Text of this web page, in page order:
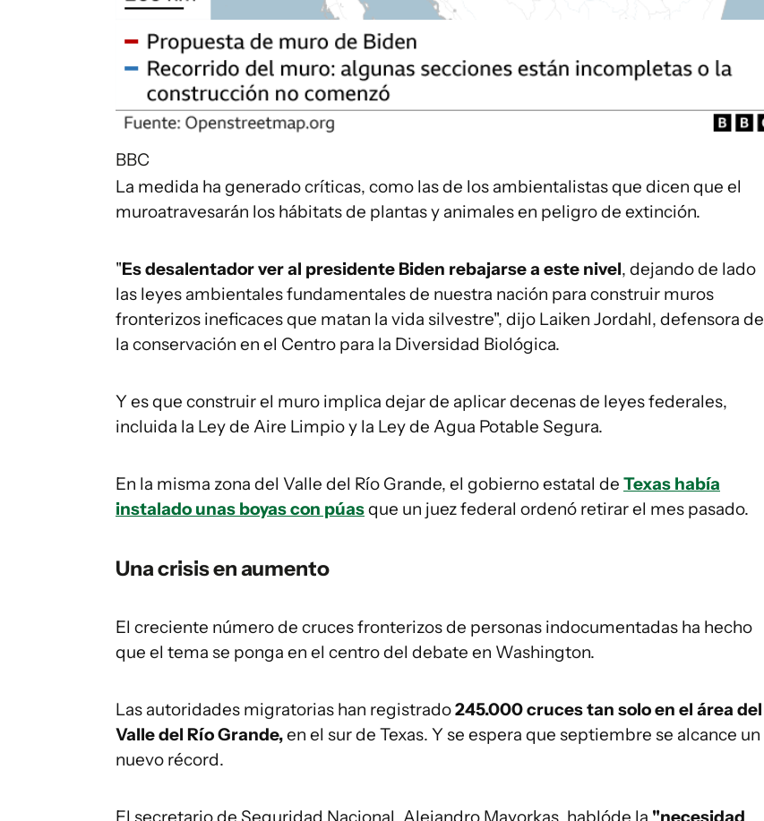
BBC
La medida ha generado críticas, como las de los ambientalistas que dicen que el
muroatravesarán los hábitats de plantas y animales en peligro de extinción.
"Es desalentador ver al presidente Biden rebajarse a este nivel, dejando de lado
las leyes ambientales fundamentales de nuestra nación para construir muros
fronterizos ineficaces que matan la vida silvestre", dijo Laiken Jordahl, defensora de
la conservación en el Centro para la Diversidad Biológica.
Y es que construir el muro implica dejar de aplicar decenas de leyes federales,
incluida la Ley de Aire Limpio y la Ley de Agua Potable Segura.
En la misma zona del Valle del Río Grande, el gobierno estatal de Texas había
instalado unas boyas con púasque un juez federal ordenó retirar el mes pasado.
Una crisis en aumento
El creciente número de cruces fronterizos de personas indocumentadas ha hecho
que el tema se ponga en el centro del debate en Washington.
Las autoridades migratorias han registrado245.000 cruces tan solo en el área del
Valle del Río Grande,en el sur de Texas. Y se espera que septiembre se alcance un
nuevo récord.